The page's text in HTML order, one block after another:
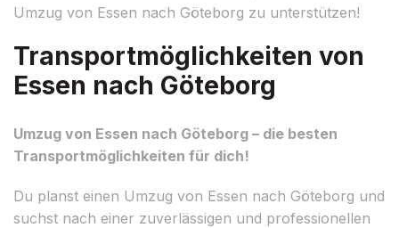
Umzug von Essen nach Göteborg zu unterstützen!
Transportmöglichkeiten von
Essen nach Göteborg
Umzug von Essen nach Göteborg – die besten
Transportmöglichkeiten für dich!
Du planst einen Umzug von Essen nach Göteborg und
suchst nach einer zuverlässigen und professionellen